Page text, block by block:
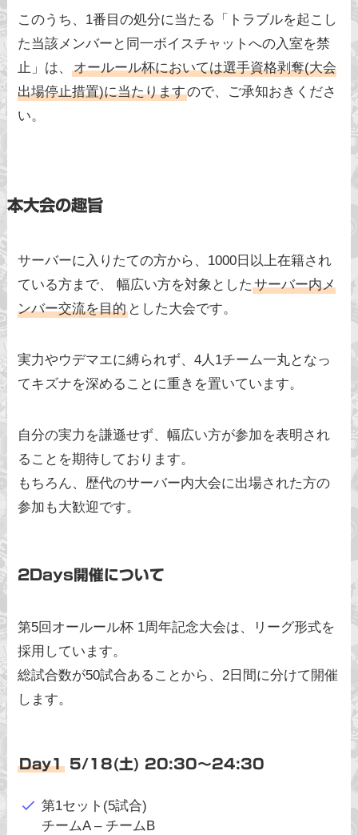
このうち、1番目の処分に当たる「トラブルを起こし
た当該メンバーと同一ボイスチャットへの入室を禁
止」は、オールール杯においては選手資格剥奪(大会
出場停止措置)に当たりますので、ご承知おきくださ
い。
本大会の趣旨
サーバーに入りたての方から、1000日以上在籍され
ている方まで、 幅広い方を対象としたサーバー内メ
ンバー交流を目的 とした大会です。
実力やウデマエに縛られず、4人1チーム一丸となっ
てキズナを深めることに重きを置いています。
自分の実力を謙遜せず、幅広い方が参加を表明され
ることを期待しております。
もちろん、歴代のサーバー内大会に出場された方の
参加も大歓迎です。
2Days開催について
第5回オールール杯 1周年記念大会は、リーグ形式を
採用しています。
総試合数が50試合あることから、2日間に分けて開催
します。
Day1 5/18(土) 20:30〜24:30
第1セット(5試合)
チームA – チームB